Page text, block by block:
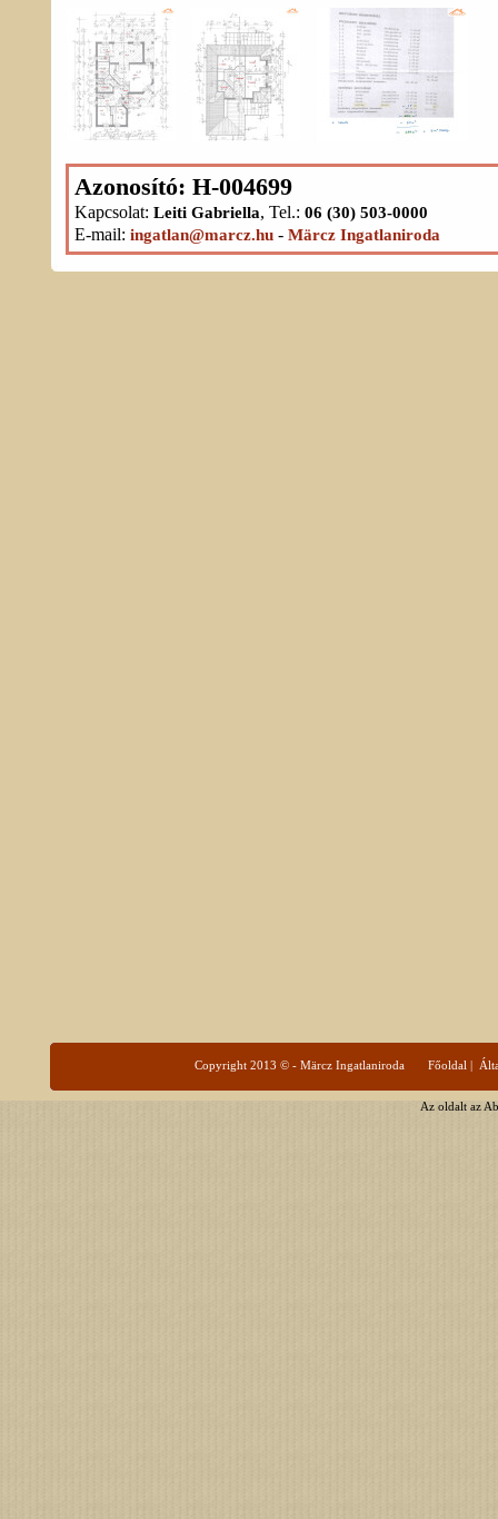
Azonosító: H-004699
Kapcsolat: Leiti Gabriella, Tel.: 06 (30) 503-0000
E-mail: ingatlan@marcz.hu - Märcz Ingatlaniroda
Copyright 2013 © - Märcz Ingatlaniroda Főoldal |
Az oldalt az